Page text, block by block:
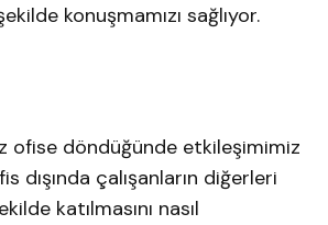
konuşmamızı sağlıyor.
ofise döndüğünde etkileşimimiz
dışında çalışanların diğerleri
katılmasını nasıl